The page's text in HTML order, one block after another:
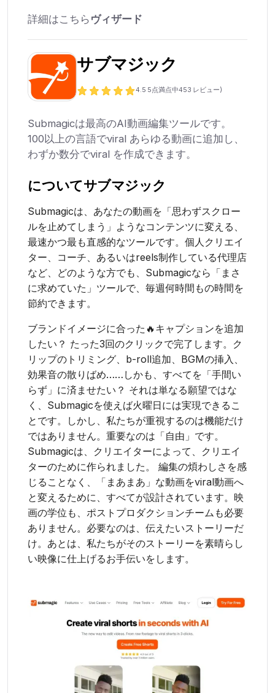
詳細はこちら ヴィザード
サブマジック
4.5 5点満点中453 レビュー)
Submagicは最高のAI動画編集ツールです。
100以上の言語でviral あらゆる動画に追加し、
わずか数分でviral を作成できます。
についてサブマジック
Submagicは、あなたの動画を「思わずスクロー
ルを止めてしまう」ようなコンテンツに変える、
最速かつ最も直感的なツールです。個人クリエイ
ター、コーチ、あるいはreels制作している代理店
など、どのような方でも、Submagicなら「まさ
に求めていた」ツールで、毎週何時間もの時間を
節約できます。
ブランドイメージに合った🔥キャプションを追加
したい？ たった3回のクリックで完了します。ク
リップのトリミング、b-roll追加、BGMの挿入、
効果音の散りばめ……しかも、すべてを「手間い
らず」に済ませたい？ それは単なる願望ではな
く、Submagicを使えば火曜日には実現できるこ
とです。しかし、私たちが重視するのは機能だけ
ではありません。重要なのは「自由」です。
Submagicは、クリエイターによって、クリエイ
ターのために作られました。 編集の煩わしさを感
じることなく、「まあまあ」な動画をviral動画へ
と変えるために、すべてが設計されています。映
画の学位も、ポストプロダクションチームも必要
ありません。必要なのは、伝えたいストーリーだ
け。あとは、私たちがそのストーリーを素晴らし
い映像に仕上げるお手伝いをします。